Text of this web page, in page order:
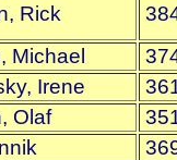
Rick
Michael
Irene
Olaf